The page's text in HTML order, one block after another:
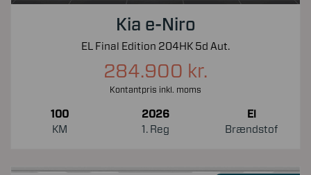
Kia e-Niro
EL Final Edition 204HK 5d Aut.
284.900 kr.
Kontantpris inkl. moms
100
KM
2026
1. Reg
El
Brændstof